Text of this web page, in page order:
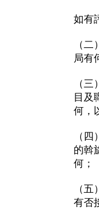
如有
（
局有
（
目及
何，
（
的斡
何；
（
有否